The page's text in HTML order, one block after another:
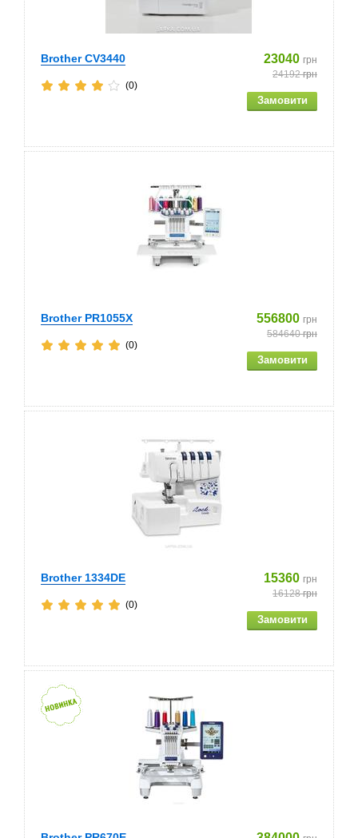
Brother CV3440 23040 грн
24192грн
(0)
Brother PR1055X 556800 грн
584640грн
(0)
Brother 1334DE 15360 грн
16128грн
(0)